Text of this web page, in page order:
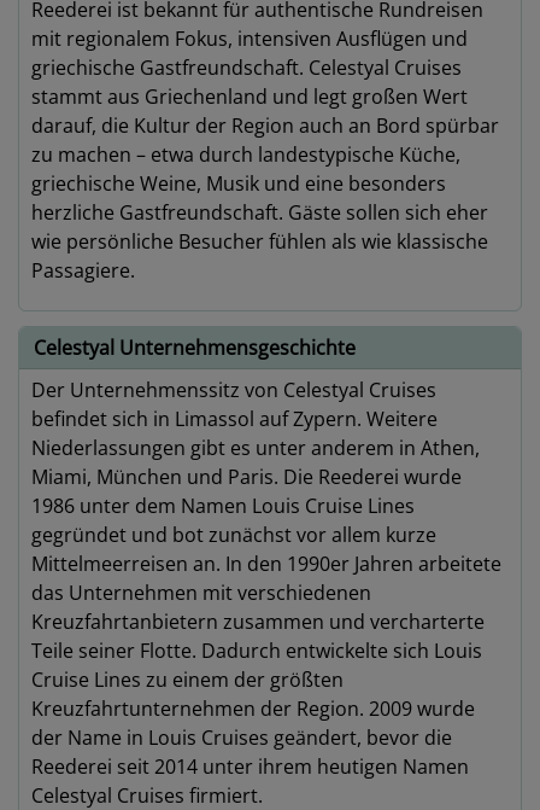
Reederei ist bekannt für authentische Rundreisen
mit regionalem Fokus, intensiven Ausflügen und
griechische Gastfreundschaft. Celestyal Cruises
stammt aus Griechenland und legt großen Wert
darauf, die Kultur der Region auch an Bord spürbar
zu machen – etwa durch landestypische Küche,
griechische Weine, Musik und eine besonders
herzliche Gastfreundschaft. Gäste sollen sich eher
wie persönliche Besucher fühlen als wie klassische
Passagiere.
Celestyal Unternehmensgeschichte
Der Unternehmenssitz von Celestyal Cruises
befindet sich in Limassol auf Zypern. Weitere
Niederlassungen gibt es unter anderem in Athen,
Miami, München und Paris. Die Reederei wurde
1986 unter dem Namen Louis Cruise Lines
gegründet und bot zunächst vor allem kurze
Mittelmeerreisen an. In den 1990er Jahren arbeitete
das Unternehmen mit verschiedenen
Kreuzfahrtanbietern zusammen und vercharterte
Teile seiner Flotte. Dadurch entwickelte sich Louis
Cruise Lines zu einem der größten
Kreuzfahrtunternehmen der Region. 2009 wurde
der Name in Louis Cruises geändert, bevor die
Reederei seit 2014 unter ihrem heutigen Namen
Celestyal Cruises firmiert.